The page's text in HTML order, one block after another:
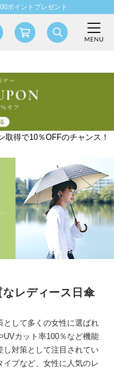
ポイントプレゼント
得で10％OFFのチャンス！
レディース日傘
として多くの女性に選ばれ
カット率100％など機能
し対策として注目されてい
イプなど、女性に人気のレ